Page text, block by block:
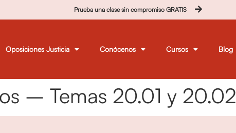
Prueba una clase sin compromiso GRATIS
Oposiciones Justicia Conócenos Cursos Blog
– Temas 20.01 y 20.02